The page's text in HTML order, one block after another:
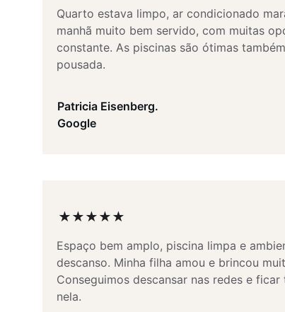
Quarto estava limpo, ar condicionado
manhã muito bem servido, com muitas
constante. As piscinas são ótimas
pousada.
Patricia Eisenberg.
★★★★★
Google
Espaço bem amplo, piscina limpa e
descanso. Minha filha amou e brincou
Conseguimos descansar nas redes e
nela.